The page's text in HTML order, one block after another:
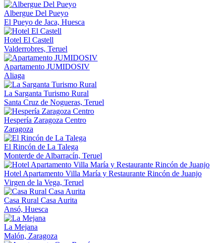
Albergue Del Pueyo
El Pueyo de Jaca, Huesca
Hotel El Castell
Valderrobres, Teruel
Apartamento JUMIDOSIV
Aliaga
La Sarganta Turismo Rural
Santa Cruz de Nogueras, Teruel
Hespería Zaragoza Centro
Zaragoza
El Rincón de La Talega
Monterde de Albarracín, Teruel
Hotel Apartamento Villa María y Restaurante Rincón de Juanjo
Virgen de la Vega, Teruel
Casa Rural Casa Aurita
Ansó, Huesca
La Mejana
Malón, Zaragoza